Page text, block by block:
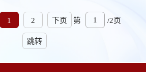
1 2 下页 第 /2页
跳转